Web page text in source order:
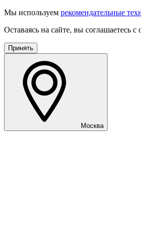
Мы используем рекомендательные
Оставаясь на сайте, вы соглашаетесь
Принять
Москва